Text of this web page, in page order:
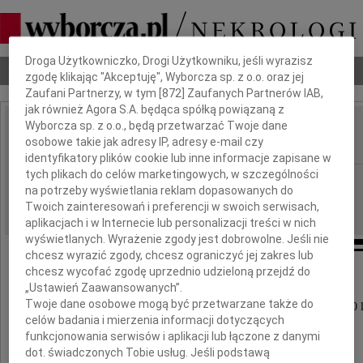
Nekrologi Odeszli Poradnik pogrzebowy
IMIĘ I NAZWISKO: Ferdynand Wedler
REGION: Wrocław
DATA EMISJI: 24.02.2023
Z głębokim żalem zawiadamiamy,
że w dniu 18 lutego 2023 roku zmarł w wieku 90
Dbamy o Twoją prywatność
Droga Użytkowniczko, Drogi Użytkowniku, jeśli wyrazisz
zgodę klikając "Akceptuję", Wyborcza sp. z o.o. oraz jej
Zaufani Partnerzy, w tym [872 ] Zaufanych Partnerów IAB,
jak również Agora S.A. będąca spółką powiązaną z
Wyborcza sp. z o.o., będą przetwarzać Twoje dane
osobowe takie jak adresy IP, adresy e-mail czy
identyfikatory plików cookie lub inne informacje zapisane w
tych plikach do celów marketingowych, w szczególności
na potrzeby wyświetlania reklam dopasowanych do
Twoich zainteresowań i preferencji w swoich serwisach,
aplikacjach i w Internecie lub personalizacji treści w nich
wyświetlanych. Wyrażenie zgody jest dobrowolne. Jeśli nie
chcesz wyrazić zgody, chcesz ograniczyć jej zakres lub
chcesz wycofać zgodę uprzednio udzieloną przejdź do
„Ustawień Zaawansowanych”.
Twoje dane osobowe mogą być przetwarzane także do
celów badania i mierzenia informacji dotyczących
funkcjonowania serwisów i aplikacji lub łączone z danymi
dot. świadczonych Tobie usług. Jeśli podstawą